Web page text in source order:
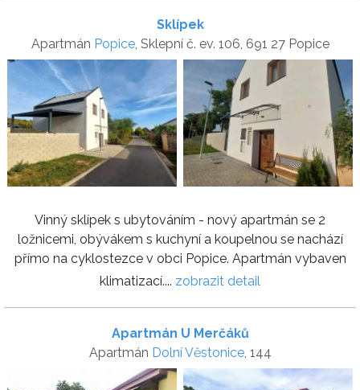
Sklípek
Apartmán Popice, Sklepní č. ev. 106, 691 27 Popice
Vinný sklípek s ubytováním - nový apartmán se 2
ložnicemi, obývákem s kuchyní a koupelnou se nachází
přímo na cyklostezce v obci Popice. Apartmán vybaven
klimatizací.... zobrazit detail
Apartmán U Merčáků
Apartmán Dolní Věstonice, 144